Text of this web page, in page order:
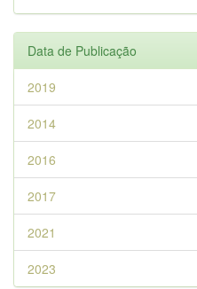
Data de Publicação
2019
2014
2016
2017
2021
2023